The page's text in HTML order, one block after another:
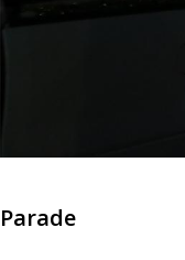
Parade